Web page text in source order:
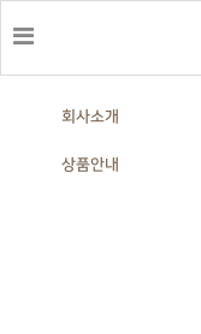
회사소개
상품안내